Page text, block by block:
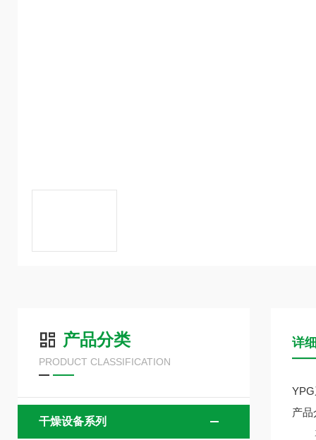
产品分类
PRODUCT CLASSIFICATION
干燥设备系列
详
产品
本